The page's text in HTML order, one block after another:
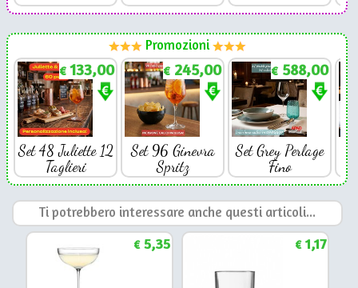
Promozioni
€ 133,00
Set 48 Juliette 12
Taglieri
€ 245,00
Set 96 Ginevra
Spritz
€ 588,00
Set Grey Perlage
Fino
Ti potrebbero interessare anche questi articoli...
€5,35 €1,17